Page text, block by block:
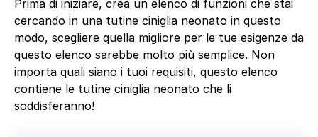
Prima di iniziare, crea un elenco di funzioni che stai
cercando in una tutine ciniglia neonato in questo
modo, scegliere quella migliore per le tue esigenze da
questo elenco sarebbe molto più semplice. Non
importa quali siano i tuoi requisiti, questo elenco
contiene le tutine ciniglia neonato che li
soddisferanno!